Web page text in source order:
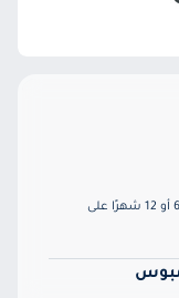
استمتع بخطة التقسيط بدون فائدة 0٪ لمدة 3 أو 6 أو 12 شهرًا على